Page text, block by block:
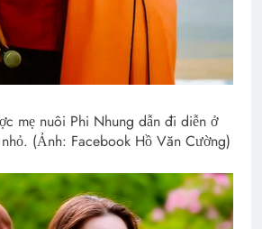
mẹ nuôi Phi Nhung dẫn đi diễn ở
(Ảnh: Facebook Hồ Văn Cường)